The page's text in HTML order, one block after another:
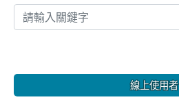
線上使用者